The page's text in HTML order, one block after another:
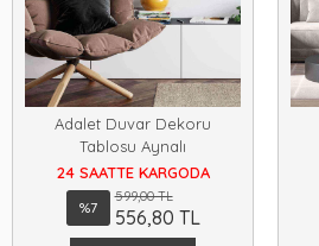
Adalet Duvar Dekoru
Tablosu Aynalı
24 SAATTE KARGODA
%7
599,00 TL
556,80 TL